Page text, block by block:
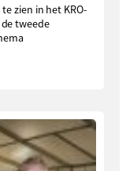
zien in het KRO-
tweede